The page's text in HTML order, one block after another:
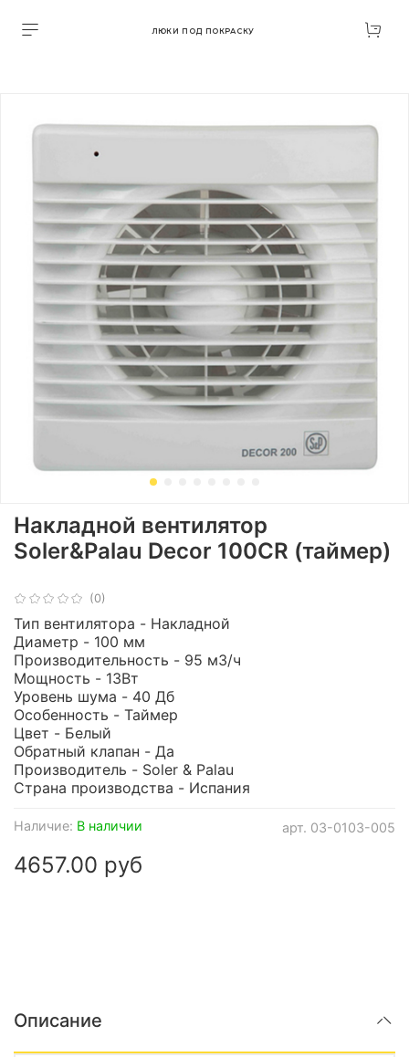
ЛЮКИ ПОД ПОКРАСКУ
(0)
арт. 03-0103-005
Наличие: В наличии
Накладной вентилятор
Soler&Palau Decor 100CR (таймер)
4657.00 руб
Тип вентилятора - Накладной
Диаметр - 100 мм
Производительность - 95 м3/ч
Мощность - 13Вт
Уровень шума - 40 Дб
Особенность - Таймер
Цвет - Белый
Обратный клапан - Да
Производитель - Soler & Palau
Страна производства - Испания
Описание